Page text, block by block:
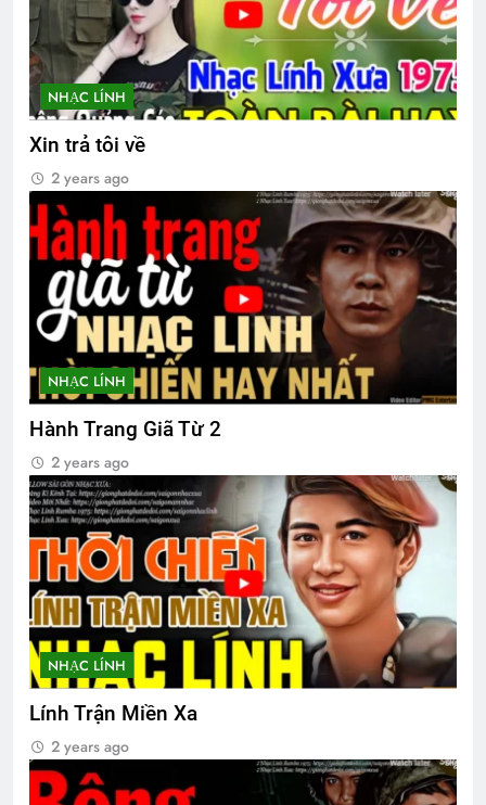
KHÔNG GÌ VÀNG CÓ THỂ Ở LẠI (Robert
Frost)
3 Years Ago
Asia mừng Xuân
2 Years Ago
Trên 4 vùng chiến thuật
2 Years Ago
Tagore)
3 Years Ago
Lá thư cho người thầy cũ
2 Years Ago
CTBCTY – Tập I – Chương 7
3 Years Ago
Thăm NT Lê Văn Tính K3
NHẠC LÍNH
Xin trả tôi về
2 years ago
NHẠC LÍNH
Hành Trang Giã Từ 2
2 years ago
NHẠC LÍNH
Lính Trận Miền Xa
2 years ago